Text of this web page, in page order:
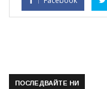
ПОСЛЕДВАЙТЕ НИ